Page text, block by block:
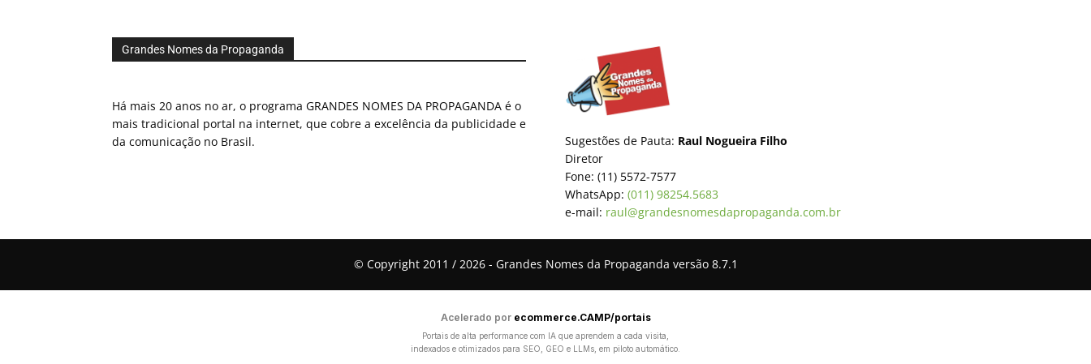
Grandes Nomes da Propaganda
Há mais 20 anos no ar, o programa GRANDES NOMES DA PROPAGANDA é o
mais tradicional portal na internet, que cobre a excelência da publicidade e
da comunicação no Brasil.
Sugestões de Pauta: Raul Nogueira Filho
Diretor
Fone: (11) 5572-7577
WhatsApp: (011) 98254.5683
e-mail: raul@grandesnomesdapropaganda.com.br
© Copyright 2011 / 2026 - Grandes Nomes da Propaganda versão 8.7.1
Acelerado por ecommerce.CAMP/portais
Portais de alta performance com IA que aprendem a cada visita,
indexados e otimizados para SEO, GEO e LLMs, em piloto automático.